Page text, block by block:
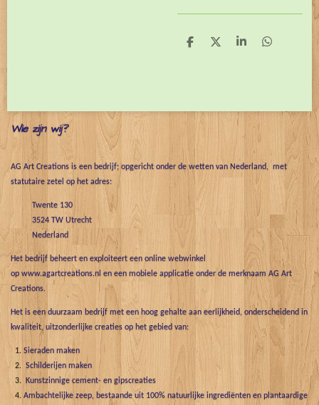
D
D
S
D
Wie zijn wij?
AG Art Creations is een bedrijf; opgericht onder de wetten van Nederland, met
statutaire zetel op het adres:
Twente 130
3524 TW Utrecht
Nederland
Het bedrijf beheert en exploiteert een online webwinkel
op www.agartcreations.nl en een mobiele applicatie onder de merknaam AG Art
Creations.
Het is een duurzaam bedrijf met een hoog gehalte aan eerlijkheid, onderscheidend in
kwaliteit, uitzonderlijke creaties op het gebied van:
Sieraden maken
Schilderijen maken
Kunstzinnige cement- en gipscreaties
Ambachtelijke zeep, bestaande uit 100% natuurlijke ingrediënten en plantaardige